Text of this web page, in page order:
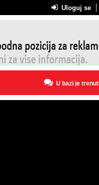
Uloguj se
U bazi je